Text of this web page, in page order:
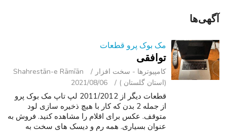
آگهی‌ها
مک بوک پرو قطعات
توافقی
کامپیوترها - سخت ‌افزار
Shahrestān-e Rāmīān
(استان گلستان )
2021/08/06
قطعات دیگر از 2011/2012 لپ تاپ مک بوک پرو
از جمله 2 بدن که کار با هیچ ذخیره سازی لود
متوقف. عکس برای اقلام را مشاهده کنید. فروش به
عنوان بسیاری. همه رم و دیسک های سخت به